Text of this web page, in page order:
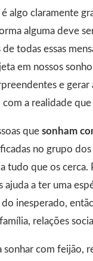
é algo claramente
alguma deve
todas essas
em nossos
e gerar
a realidade que
que sonham
no grupo
tudo que os cerca.
a ter uma
inesperado,
relações
sonhar com feijão,